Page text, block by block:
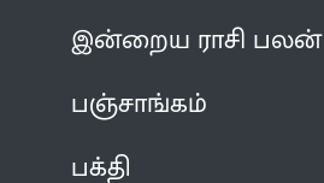
இன்றைய ராசி பலன்
பஞ்சாங்கம்
பக்தி